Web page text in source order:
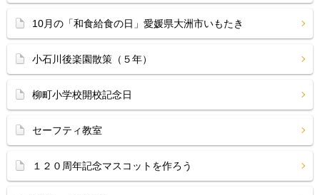
10月の「和食給食の日」愛媛県大洲市いもたき
小石川後楽園散策（５年）
柳町小学校開校記念日
セーフティ教室
１２０周年記念マスコットを作ろう